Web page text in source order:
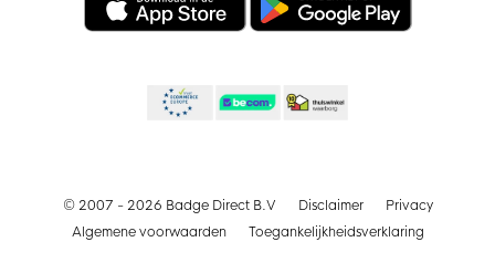
© 2007 - 2026 Badge Direct B.V Disclaimer
Privacy
Algemene voorwaarden
Toegankelijkheidsverklaring